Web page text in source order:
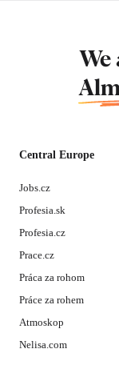
We
Central Europe
Jobs.cz
Profesia.sk
Profesia.cz
Prace.cz
Práca za rohom
Práce za rohem
Atmoskop
Nelisa.com